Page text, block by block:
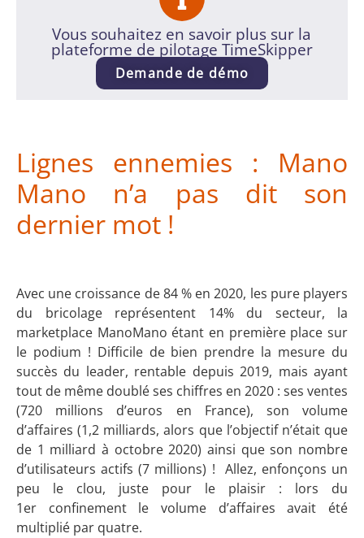
Vous souhaitez en savoir plus sur la
plateforme de pilotage TimeSkipper
Demande de démo
Lignes ennemies : Mano
Mano n’a pas dit son
dernier mot !
Avec une croissance de 84 % en 2020, les pure players
du bricolage représentent 14% du secteur, la
marketplace ManoMano étant en première place sur
le podium ! Difficile de bien prendre la mesure du
succès du leader, rentable depuis 2019, mais ayant
tout de même doublé ses chiffres en 2020 : ses ventes
(720 millions d’euros en France), son volume
d’affaires (1,2 milliards, alors que l’objectif n’était que
de 1 milliard à octobre 2020) ainsi que son nombre
d’utilisateurs actifs (7 millions) ! Allez, enfonçons un
peu le clou, juste pour le plaisir : lors du
1er confinement le volume d’affaires avait été
multiplié par quatre.